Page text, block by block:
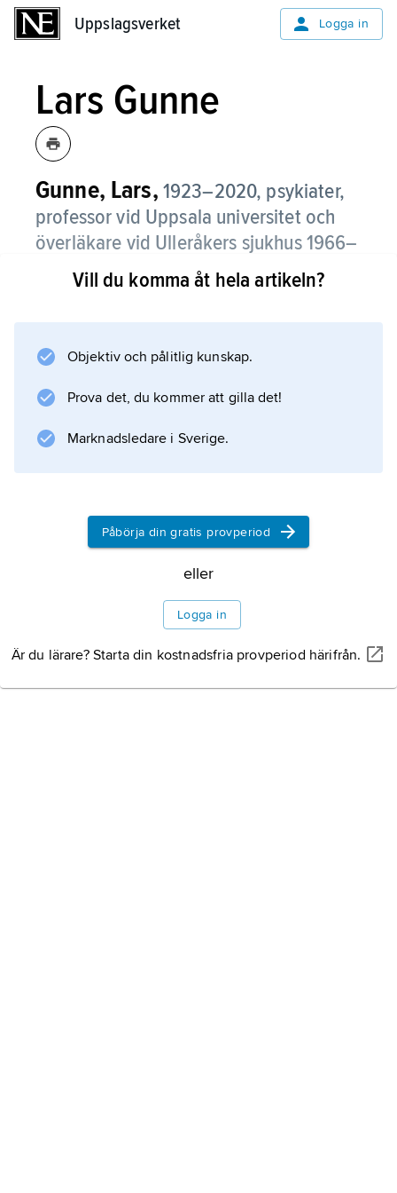
Uppslagsverket Logga in
Lars Gunne
Gunne, Lars, 1923–2020, psykiater,
professor vid Uppsala universitet och
överläkare vid Ulleråkers sjukhus 1966–
heroinmissbruk i Sverige.
Information om artikeln
Vill du komma åt hela artikeln?
Objektiv och pålitlig kunskap.
Prova det, du kommer att gilla det!
Marknadsledare i Sverige.
Påbörja din gratis provperiod
eller
Logga in
Är du lärare? Starta din kostnadsfria provperiod härifrån.